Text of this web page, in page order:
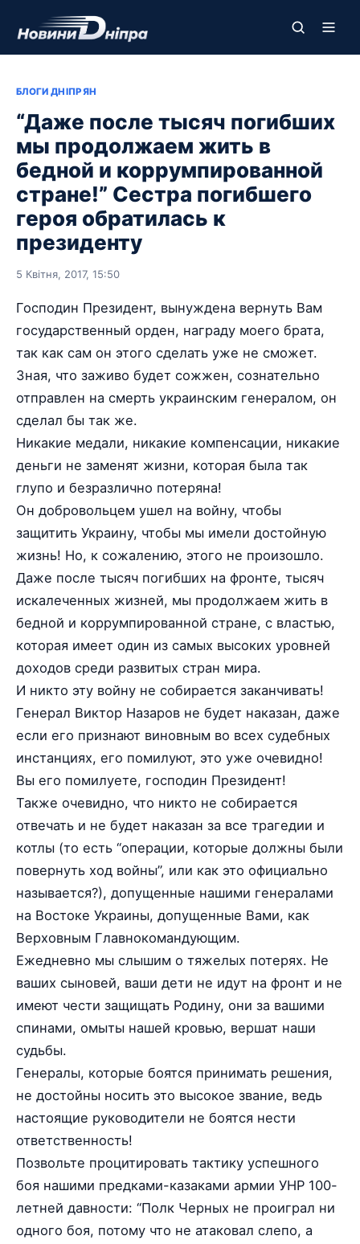
БЛОГИ ДНІПРЯН
“Даже после тысяч погибших
мы продолжаем жить в
бедной и коррумпированной
стране!” Сестра погибшего
героя обратилась к
президенту
5 Квітня, 2017, 15:50
Господин Президент, вынуждена вернуть Вам
государственный орден, награду моего брата,
так как сам он этого сделать уже не сможет.
Зная, что заживо будет сожжен, сознательно
отправлен на смерть украинским генералом, он
сделал бы так же.
Никакие медали, никакие компенсации, никакие
деньги не заменят жизни, которая была так
глупо и безразлично потеряна!
Он добровольцем ушел на войну, чтобы
защитить Украину, чтобы мы имели достойную
жизнь! Но, к сожалению, этого не произошло.
Даже после тысяч погибших на фронте, тысяч
искалеченных жизней, мы продолжаем жить в
бедной и коррумпированной стране, с властью,
которая имеет один из самых высоких уровней
доходов среди развитых стран мира.
И никто эту войну не собирается заканчивать!
Генерал Виктор Назаров не будет наказан, даже
если его признают виновным во всех судебных
инстанциях, его помилуют, это уже очевидно!
Вы его помилуете, господин Президент!
Также очевидно, что никто не собирается
отвечать и не будет наказан за все трагедии и
котлы (то есть “операции, которые должны были
повернуть ход войны”, или как это официально
называется?), допущенные нашими генералами
на Востоке Украины, допущенные Вами, как
Верховным Главнокомандующим.
Ежедневно мы слышим о тяжелых потерях. Не
ваших сыновей, ваши дети не идут на фронт и не
имеют чести защищать Родину, они за вашими
спинами, омыты нашей кровью, вершат наши
судьбы.
Генералы, которые боятся принимать решения,
не достойны носить это высокое звание, ведь
настоящие руководители не боятся нести
ответственность!
Позвольте процитировать тактику успешного
боя нашими предками-казаками армии УНР 100-
летней давности: “Полк Черных не проиграл ни
одного боя, потому что не атаковал слепо, а